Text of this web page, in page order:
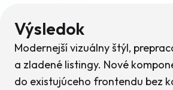
Výsledok
Modernejší vizuálny štýl,
a zladené listingy. Nové
do existujúceho frontendu bez